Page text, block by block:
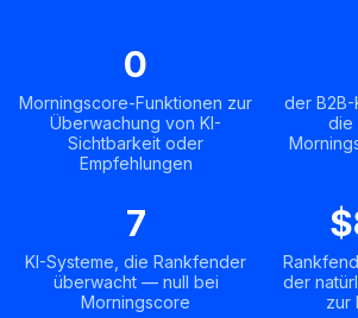
0
Morningscore-Funktionen zur
Überwachung von KI-
Sichtbarkeit oder
Empfehlungen
der
die
7
KI-Systeme, die Rankfender
überwacht — null bei
Morningscore
der
zur